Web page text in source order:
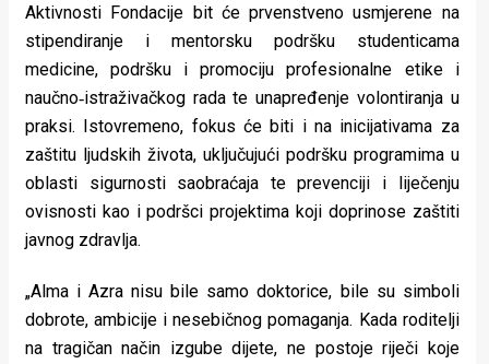
Urban
Places
Aktivizam
Aktuelnosti
Promo
Urban
Magazin
Aktivnosti Fondacije bit će prvenstveno usmjerene na
stipendiranje i mentorsku podršku studenticama
medicine, podršku i promociju profesionalne etike i
naučno‑istraživačkog rada te unapređenje volontiranja u
praksi. Istovremeno, fokus će biti i na inicijativama za
zaštitu ljudskih života, uključujući podršku programima u
oblasti sigurnosti saobraćaja te prevenciji i liječenju
ovisnosti kao i podršci projektima koji doprinose zaštiti
javnog zdravlja.
„Alma i Azra nisu bile samo doktorice, bile su simboli
dobrote, ambicije i nesebičnog pomaganja. Kada roditelji
na tragičan način izgube dijete, ne postoje riječi koje